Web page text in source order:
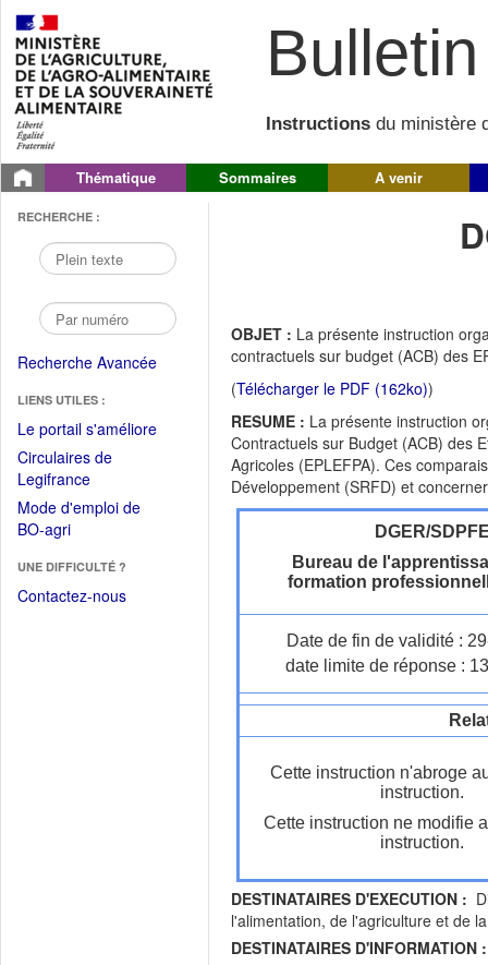
Instructions du ministère
Thématique Sommaires A venir
RECHERCHE :
Recherche Avancée
LIENS UTILES :
Le portail s'améliore(Fichier
Circulaires de
Legifrance(Ouvrir
dans
une
fenêtre)
Mode d'emploi de
BO-agri(Ouvrir
une
nouvelle
UNE DIFFICULTÉ ?
Contactez-nous
OBJET : La présente instruction
contractuels sur budget (ACB) des
(Télécharger le PDF (162ko))
RESUME : La présente instruction
Contractuels sur Budget (ACB) des
Agricoles (EPLEFPA). Ces
Développement (SRFD) et
DGER/
Bureau de
formation
Date de fin de validité :
date limite de réponse :
Cette instruction n'abroge
instruction.
Cette instruction ne modifie
instruction.
DESTINATAIRES D'EXECUTION :
l'alimentation, de l'agriculture et de
DESTINATAIRES D'INFORMATION :